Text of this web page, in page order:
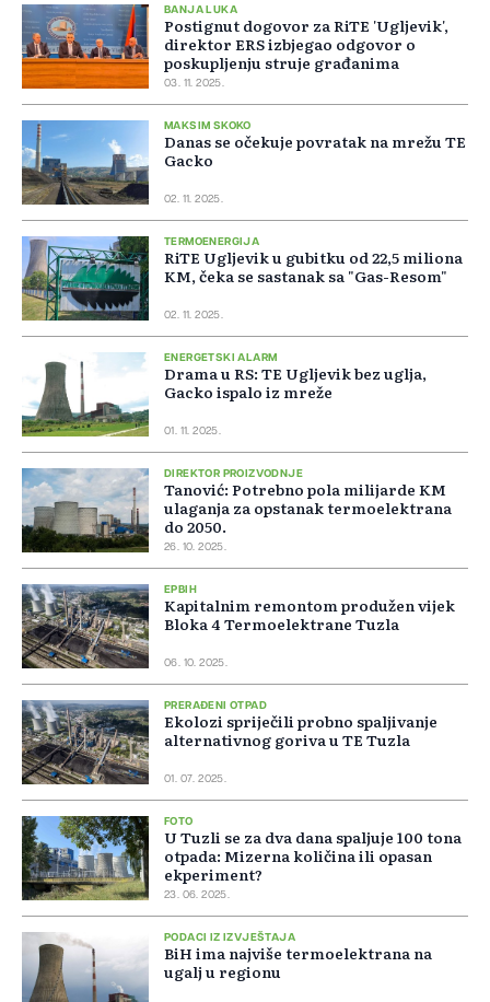
BANJA LUKA
Postignut dogovor za RiTE 'Ugljevik',
direktor ERS izbjegao odgovor o
poskupljenju struje građanima
03. 11. 2025.
MAKSIM SKOKO
Danas se očekuje povratak na mrežu TE
Gacko
02. 11. 2025.
TERMOENERGIJA
RiTE Ugljevik u gubitku od 22,5 miliona
KM, čeka se sastanak sa "Gas-Resom"
02. 11. 2025.
ENERGETSKI ALARM
Drama u RS: TE Ugljevik bez uglja,
Gacko ispalo iz mreže
01. 11. 2025.
DIREKTOR PROIZVODNJE
Tanović: Potrebno pola milijarde KM
ulaganja za opstanak termoelektrana
do 2050.
26. 10. 2025.
EPBIH
Kapitalnim remontom produžen vijek
Bloka 4 Termoelektrane Tuzla
06. 10. 2025.
PRERAĐENI OTPAD
Ekolozi spriječili probno spaljivanje
alternativnog goriva u TE Tuzla
01. 07. 2025.
FOTO
U Tuzli se za dva dana spaljuje 100 tona
otpada: Mizerna količina ili opasan
ekperiment?
23. 06. 2025.
PODACI IZ IZVJEŠTAJA
BiH ima najviše termoelektrana na
ugalj u regionu